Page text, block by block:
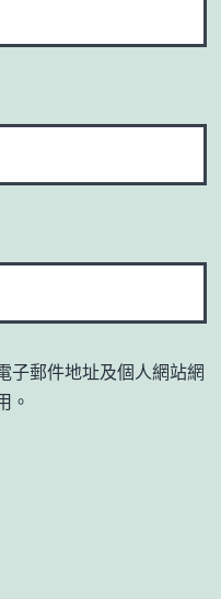
子郵件地址及個人網站網
。